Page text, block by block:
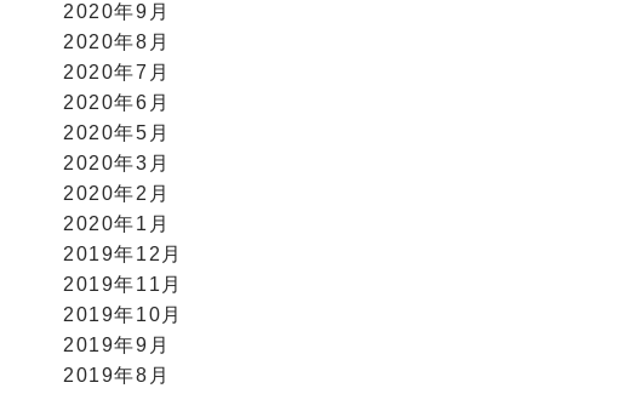
2020年9月
2020年8月
2020年7月
2020年6月
2020年5月
2020年3月
2020年2月
2020年1月
2019年12月
2019年11月
2019年10月
2019年9月
2019年8月